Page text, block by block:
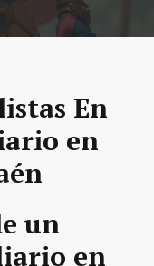
En
en
un
en